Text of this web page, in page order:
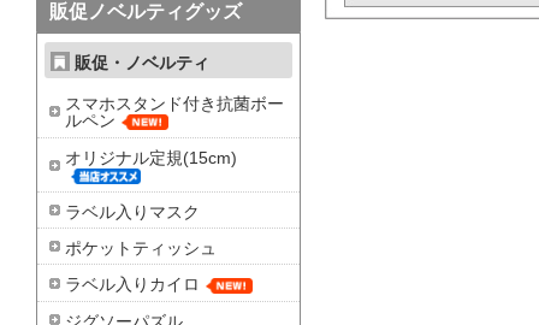
販促ノベルティグッズ
販促・ノベルティ
スマホスタンド付き抗菌ボー
ルペン
オリジナル定規(15cm)
ラベル入りマスク
ポケットティッシュ
ラベル入りカイロ
ジグソーパズル